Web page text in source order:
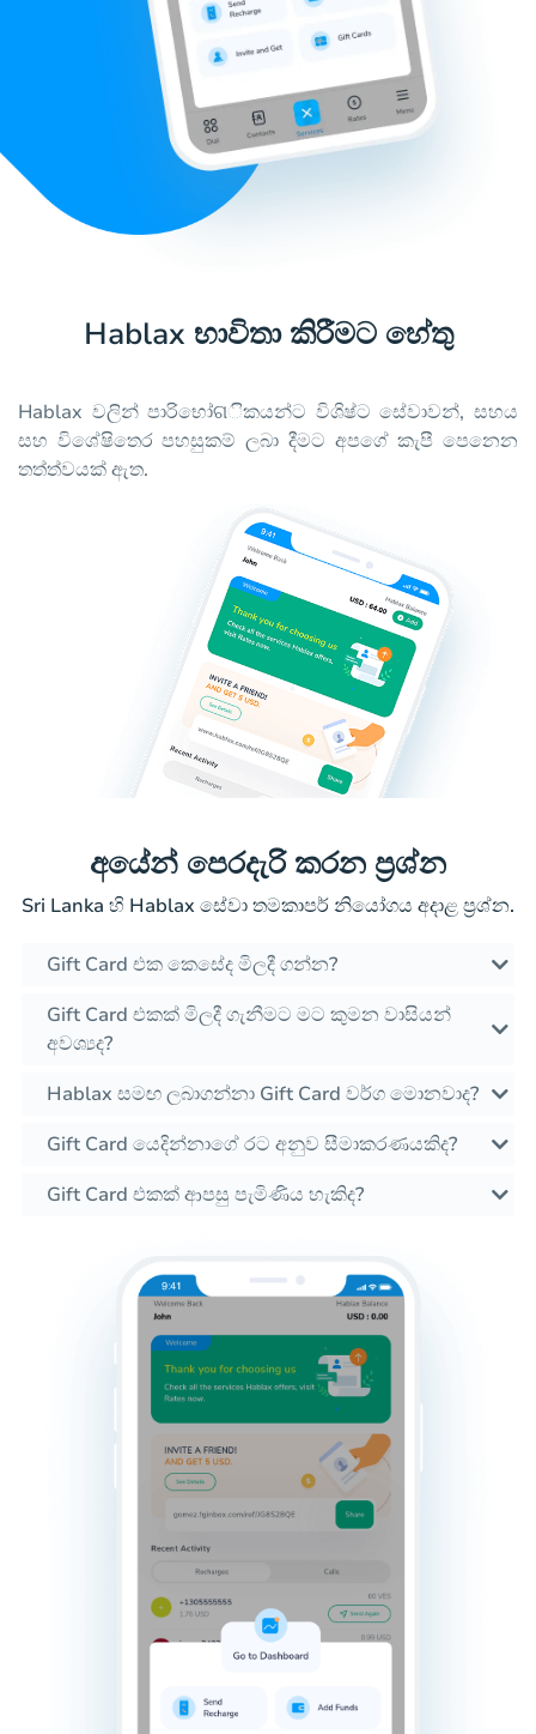
Hablax භාවිතා කිරීමට හේතු
Hablax වලින් පාරිභෝଗිකයන්ට විශිෂ්ට සේවාවන්, සහය
සහ විශේෂිතෙර පහසුකම් ලබා දීමට අපගේ කැපී පෙනෙන
තත්ත්වයක් ඇත.
අයේන් පෙරදැරි කරන ප්‍රශ්න
Sri Lanka හි Hablax සේවා තමකාපර් නියෝගය අදාළ ප්‍රශ්න.
Gift Card එක කෙසේද මිලදී ගන්න?
Gift Card එකක් මිලදී ගැනීමට මට කුමන වාසියන්
අවශ්‍යද?
Hablax සමඟ ලබාගන්නා Gift Card වර්ග මොනවාද?
Gift Card යෙදින්නාගේ රට අනුව සීමාකරණයකිද?
Gift Card එකක් ආපසු පැමිණිය හැකිද?